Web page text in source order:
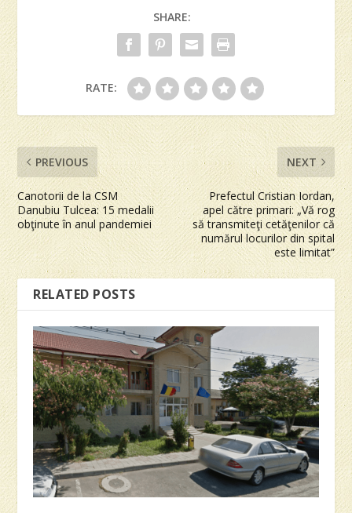
SHARE:
RATE:
PREVIOUS
Canotorii de la CSM
Danubiu Tulcea: 15 medalii
obţinute în anul pandemiei
NEXT
Prefectul Cristian Iordan,
apel către primari: „Vă rog
să transmiteţi cetăţenilor că
numărul locurilor din spital
este limitat”
RELATED POSTS